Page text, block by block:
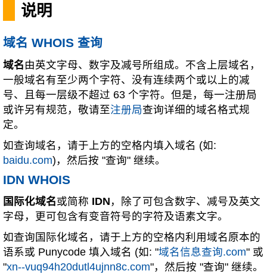
说明
域名 WHOIS 查询
域名 由英文字母、数字及减号所组成。不含上层域名，
一般域名有至少两个字符、没有连续两个或以上的减
号、且每一层级不超过 63 个字符。但是，每一注册局
或许另有规范，敬请至注册局查询详细的域名格式规
定。
如查询域名，请于上方的空格内填入域名 (如:
baidu.com)，然后按 "查询" 继续。
IDN WHOIS
国际化域名或简称 IDN ，除了可包含数字、减号及英文
字母，更可包含有变音符号的字符及语素文字。
如查询国际化域名，请于上方的空格内利用域名原本的
语系或 Punycode 填入域名 (如: "域名信息查询.com" 或
"xn--vuq94h20dutl4ujnn8c.com"，然后按 "查询" 继续。